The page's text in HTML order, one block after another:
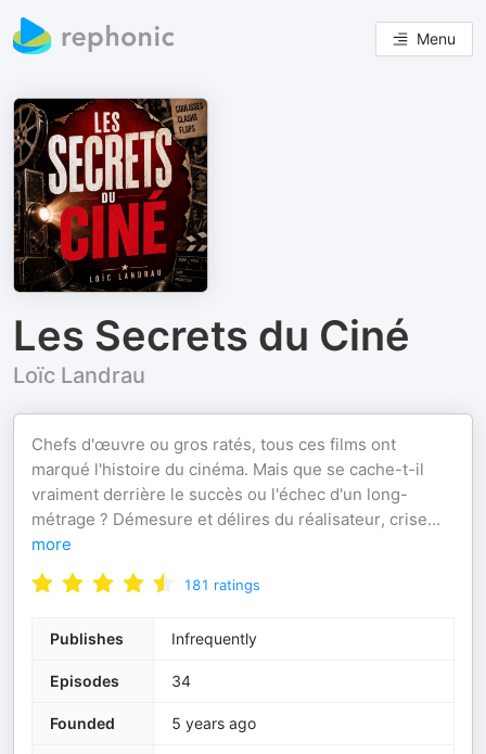
Menu
Les Secrets du Ciné
Loïc Landrau
Chefs d'œuvre ou gros ratés, tous ces films ont
marqué l'histoire du cinéma. Mais que se cache-t-il
vraiment derrière le succès ou l'échec d'un long-
métrage ? Démesure et délires du réalisateur, crise...
more
181 ratings
Publishes Infrequently
Episodes 34
Founded 5 years ago